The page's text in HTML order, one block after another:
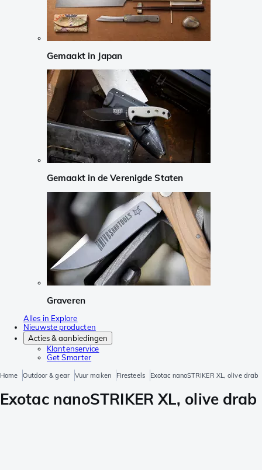
Gemaakt in Japan
Gemaakt in de Verenigde Staten
Graveren
Alles in Explore
Nieuwste producten
Acties & aanbiedingen
Klantenservice
Get Smarter
Home Outdoor & gear Vuur maken Firesteels Exotac nanoSTRIKER XL, olive drab
Exotac nanoSTRIKER XL, olive drab